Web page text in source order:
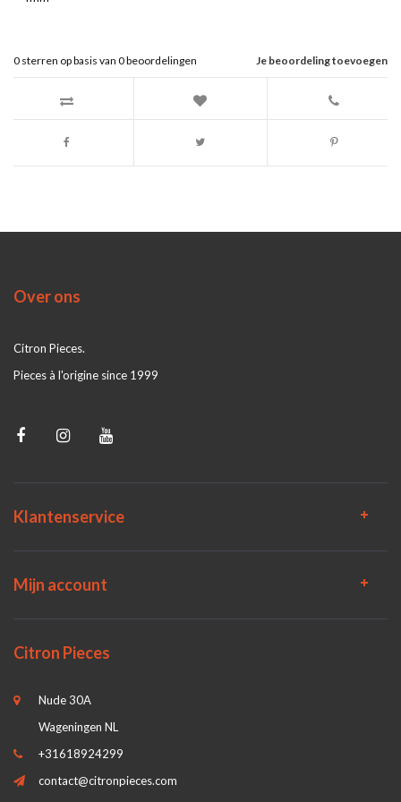
Je beoordeling toevoegen
0 sterren op basis van 0beoordelingen
Over ons
Citron Pieces.
Pieces à l'origine since 1999
Klantenservice
Mijn account
Citron Pieces
Nude 30A
Wageningen NL
+31618924299
contact@citronpieces.com